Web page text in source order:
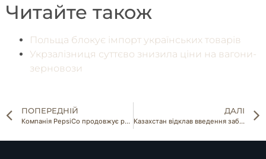
Читайте також
Польща блокує імпорт українських товарів
Укрзалізниця суттєво знизила ціни на вагони-
зерновози
ПОПЕРЕДНІЙ
Компанія PepsiCo продовжує роботу на росії та використовує при цьому українські бренди
ДАЛІ
Казахстан відклав введення заборони на імпорт російського зерна автотранспортом